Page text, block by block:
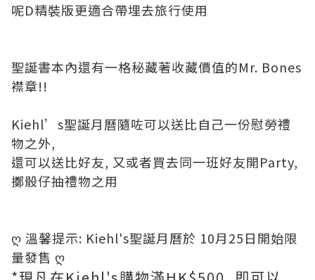
呢D精裝版更適合帶埋去旅行使用
聖誕書本內還有一格秘藏著收藏價值的Mr. Bones
襟章!!
Kiehl’s聖誕月曆隨咗可以送比自己一份慰勞禮
物之外,
還可以送比好友, 又或者買去同一班好友開Party,
擲骰仔抽禮物之用
ღ 溫馨提示: Kiehl's聖誕月曆於 10月25日開始限
量發售 ღ